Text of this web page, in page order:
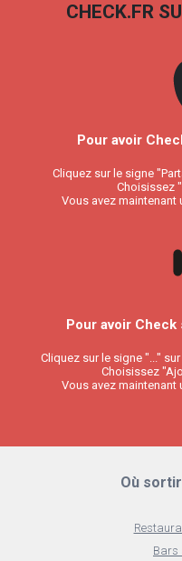
CHECK.FR
Pour avoir
Cliquez sur le signe
Choisissez
Vous avez maintenant
Pour avoir
Cliquez sur le signe "..."
Choisissez
Vous avez maintenant
Où
Bars